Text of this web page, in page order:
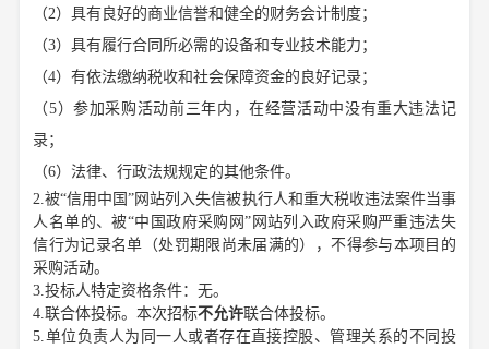
（2）具有良好的商业信誉和健全的财务会计制度；
（3）具有履行合同所必需的设备和专业技术能力；
（4）有依法缴纳税收和社会保障资金的良好记录；
（5）参加采购活动前三年内，在经营活动中没有重大违法记
录；
（6）法律、行政法规规定的其他条件。
2.被“信用中国”网站列入失信被执行人和重大税收违法案件当事
人名单的、被“中国政府采购网”网站列入政府采购严重违法失
信行为记录名单（处罚期限尚未届满的），不得参与本项目的
采购活动。
3.投标人特定资格条件：无。
4.联合体投标。本次招标不允许联合体投标。
5.单位负责人为同一人或者存在直接控股、管理关系的不同投